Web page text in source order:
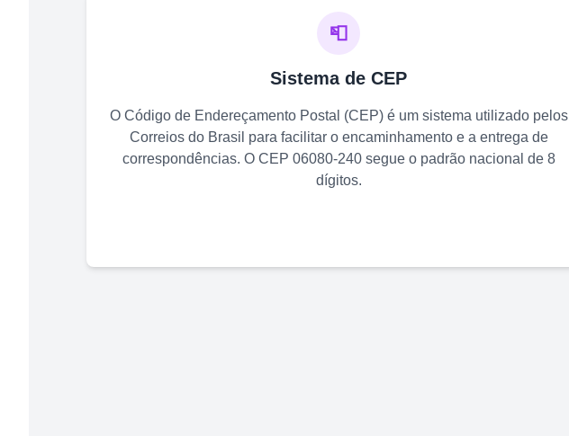
📮
Sistema de CEP
O Código de Endereçamento Postal (CEP) é um sistema utilizado pelos
Correios do Brasil para facilitar o encaminhamento e a entrega de
correspondências. O CEP 06080-240segue o padrão nacional de 8
dígitos.